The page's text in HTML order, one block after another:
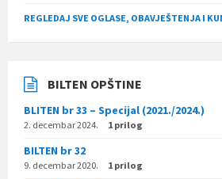
REGLEDAJ SVE OGLASE, OBAVJEŠTENJA I
BILTEN OPŠTINE
BLITEN br 33 – Specijal (2021./2024.)
2. decembar 2024. 1 prilog
BILTEN br 32
9. decembar 2020. 1 prilog